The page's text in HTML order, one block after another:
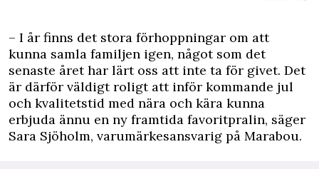
– I år finns det stora förhoppningar om att
kunna samla familjen igen, något som det
senaste året har lärt oss att inte ta för givet. Det
är därför väldigt roligt att inför kommande jul
och kvalitetstid med nära och kära kunna
erbjuda ännu en ny framtida favoritpralin, säger
Sara Sjöholm, varumärkesansvarig på Marabou.